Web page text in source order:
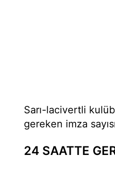
Sarı-lacivertli
gereken imza
24 SAATTE